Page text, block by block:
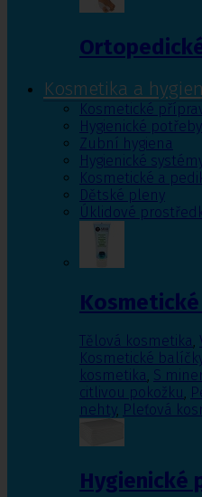
Kosmetika a
Kosmetické
Hygienické potřeby
Zubní hygiena
Hygienické
Kosmetické a
Dětské pleny
Úklidové
Tělová kosmetika,
Kosmetické
kosmetika, S
citlivou pokožku,
nehty, Pleťová
Hygienické